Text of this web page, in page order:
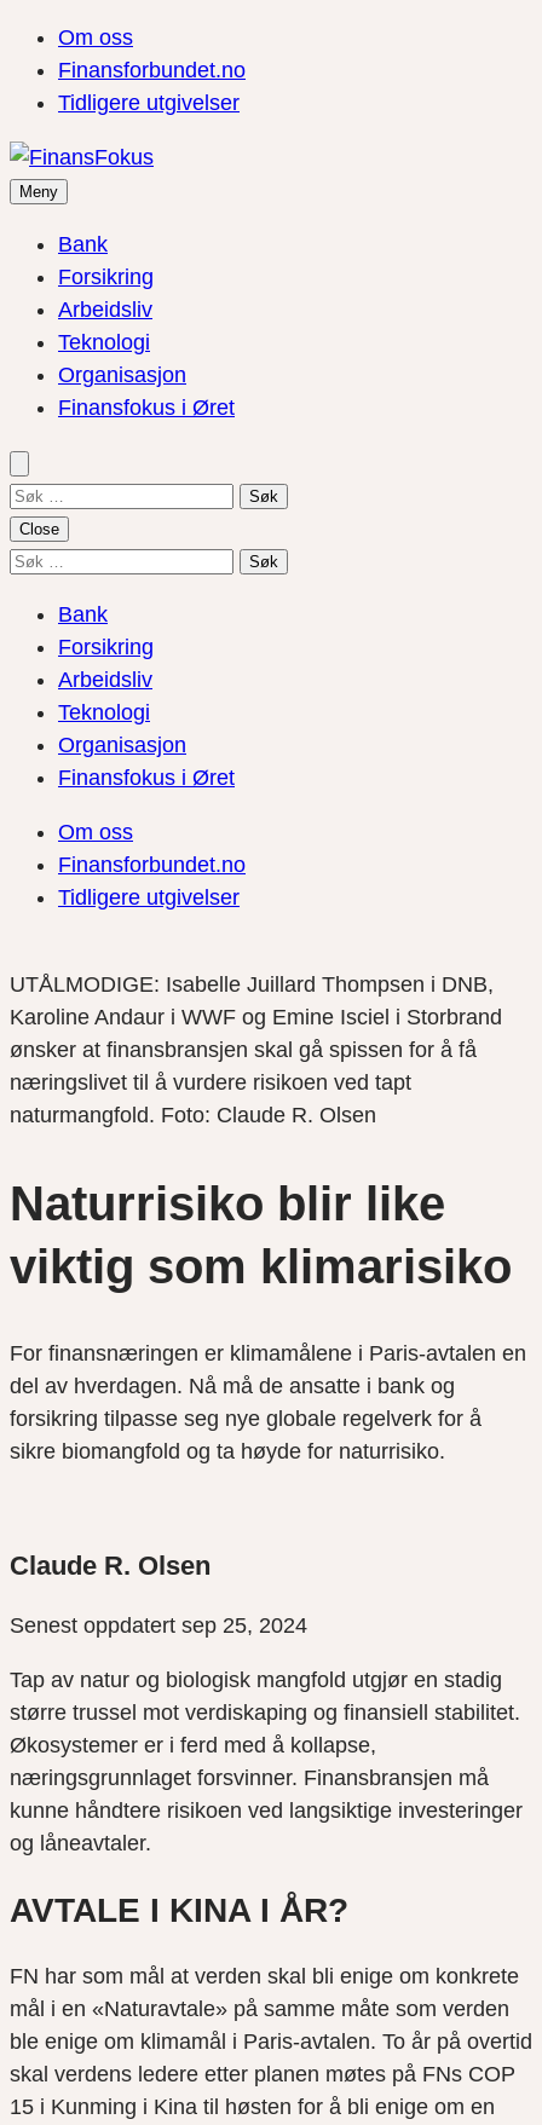
Om oss
Finansforbundet.no
Tidligere utgivelser
Meny
Bank
Forsikring
Arbeidsliv
Teknologi
Organisasjon
Finansfokus i Øret
Søk
etter:
Close
Søk
Bank
Forsikring
Arbeidsliv
Teknologi
Organisasjon
Finansfokus i Øret
Om oss
Finansforbundet.no
Tidligere utgivelser
UTÅLMODIGE: Isabelle Juillard Thompsen i DNB,
Karoline Andaur i WWF og Emine Isciel i Storbrand
ønsker at finansbransjen skal gå spissen for å få
næringslivet til å vurdere risikoen ved tapt
naturmangfold. Foto: Claude R. Olsen
Naturrisiko blir like
viktig som klimarisiko
For finansnæringen er klimamålene i Paris-avtalen en
del av hverdagen. Nå må de ansatte i bank og
forsikring tilpasse seg nye globale regelverk for å
sikre biomangfold og ta høyde for naturrisiko.
Claude R. Olsen
Senest oppdatert sep 25, 2024
Tap av natur og biologisk mangfold utgjør en stadig
større trussel mot verdiskaping og finansiell stabilitet.
Økosystemer er i ferd med å kollapse,
næringsgrunnlaget forsvinner. Finansbransjen må
kunne håndtere risikoen ved langsiktige investeringer
og låneavtaler.
AVTALE I KINA I ÅR?
FN har som mål at verden skal bli enige om konkrete
mål i en «Naturavtale» på samme måte som verden
ble enige om klimamål i Paris-avtalen. To år på overtid
skal verdens ledere etter planen møtes på FNs COP
15 i Kunming i Kina til høsten for å bli enige om en